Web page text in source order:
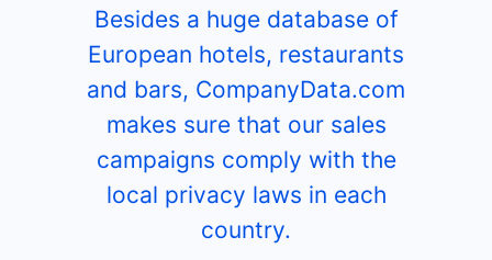
Besides a huge database of
European hotels, restaurants
and bars, CompanyData.com
makes sure that our sales
campaigns comply with the
local privacy laws in each
country.